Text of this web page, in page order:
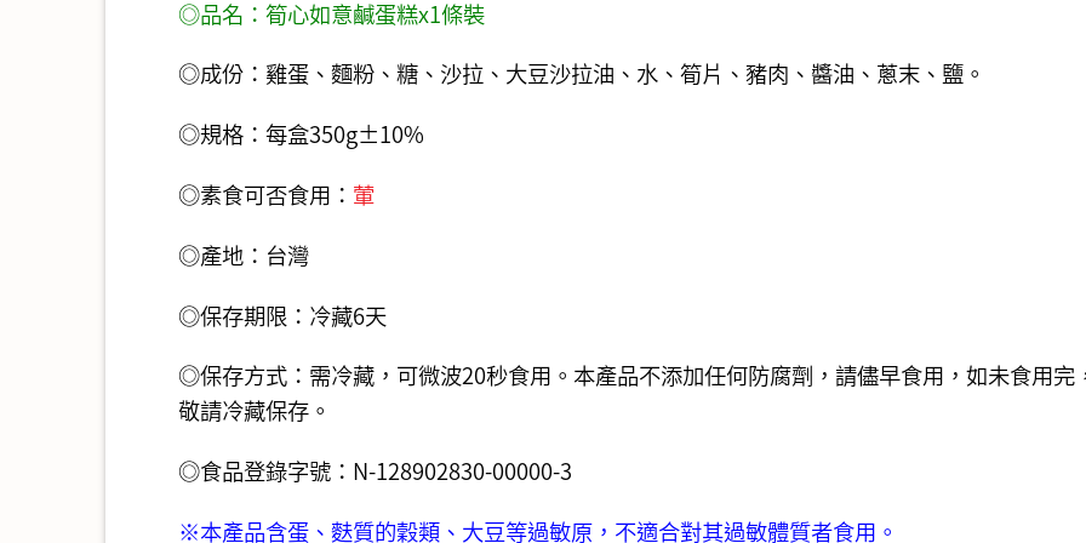
◎品名：筍心如意鹹蛋糕x1條裝
◎成份：雞蛋、麵粉、糖、沙拉、大豆沙拉油、水、筍片、豬肉、醬油、蔥末、鹽。
◎規格：每盒350g±10%
◎素食可否食用： 葷
◎產地：台灣
◎保存期限：冷藏6天
◎保存方式：需冷藏，可微波20秒食用。本產品不添加任何防腐劑，請儘早食用，如未食用完
敬請冷藏保存。
◎食品登錄字號：N-128902830-00000-3
※本產品含蛋、麩質的穀類、大豆等過敏原， 不適合對其過敏體質者食用。